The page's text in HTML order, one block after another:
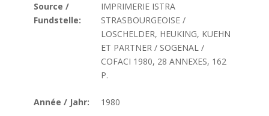
Source /
Fundstelle:
IMPRIMERIE ISTRA
STRASBOURGEOISE /
LOSCHELDER, HEUKING, KUEHN
ET PARTNER / SOGENAL /
COFACI 1980, 28 ANNEXES, 162
P.
Année / Jahr: 1980